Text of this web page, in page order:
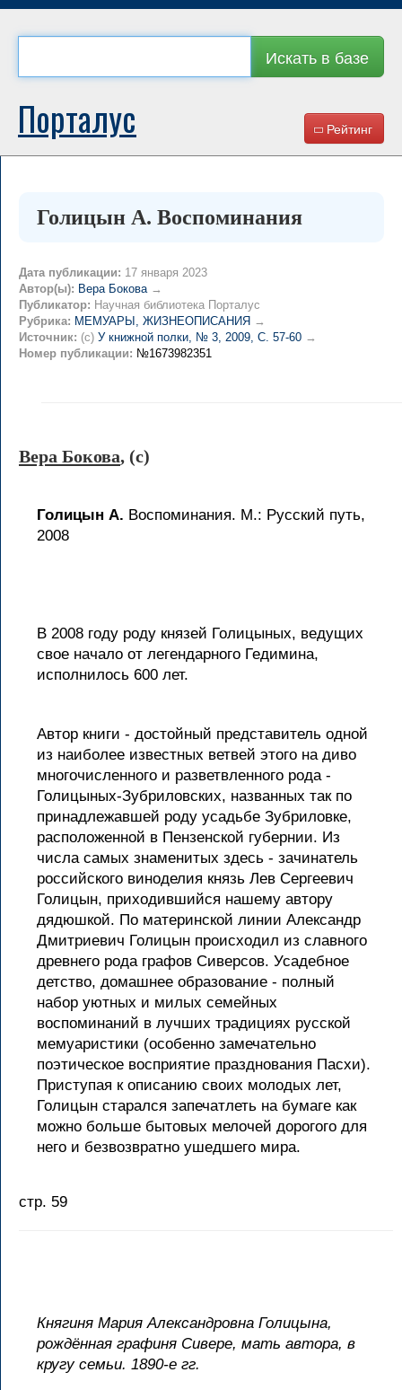
Искать в базе
Рейтинг
Порталус
Голицын А. Воспоминания
Дата публикации: 17 января 2023
Автор(ы): Вера Бокова→
Публикатор: Научная библиотека Порталус
Рубрика: МЕМУАРЫ, ЖИЗНЕОПИСАНИЯ →
Источник: (c) У книжной полки, № 3, 2009, C. 57-60 →
Номер публикации: №1673982351
Вера Бокова, (c)
Голицын А. Воспоминания. М.: Русский путь,
2008
В 2008 году роду князей Голицыных, ведущих
свое начало от легендарного Гедимина,
исполнилось 600 лет.
Автор книги - достойный представитель одной
из наиболее известных ветвей этого на диво
многочисленного и разветвленного рода -
Голицыных-Зубриловских, названных так по
принадлежавшей роду усадьбе Зубриловке,
расположенной в Пензенской губернии. Из
числа самых знаменитых здесь - зачинатель
российского виноделия князь Лев Сергеевич
Голицын, приходившийся нашему автору
дядюшкой. По материнской линии Александр
Дмитриевич Голицын происходил из славного
древнего рода графов Сиверсов. Усадебное
детство, домашнее образование - полный
набор уютных и милых семейных
воспоминаний в лучших традициях русской
мемуаристики (особенно замечательно
поэтическое восприятие празднования Пасхи).
Приступая к описанию своих молодых лет,
Голицын старался запечатлеть на бумаге как
можно больше бытовых мелочей дорогого для
него и безвозвратно ушедшего мира.
стр. 59
Княгиня Мария Александровна Голицына,
рождённая графиня Сивере, мать автора, в
кругу семьи. 1890-е гг.